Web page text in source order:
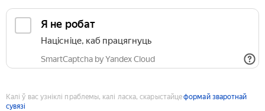
Я не робат
Націсніце, каб працягнуць
SmartCaptcha by Yandex Cloud
Калі ў вас узніклі праблемы, калі ласка, скарыстайцеформай зваротнай
сувязі